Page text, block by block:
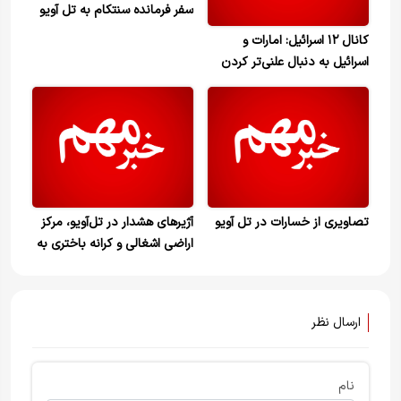
کانال ۱۲ اسرائیل: امارات و
اسرائیل به دنبال علنی‌تر کردن
روابط خود هستند
سفر فرمانده سنتکام به تل آویو
تصاویری از خسارات در تل آویو
آژیرهای هشدار در تل‌آویو، مرکز
اراضی اشغالی و کرانه باختری به
ارسال نظر
نام